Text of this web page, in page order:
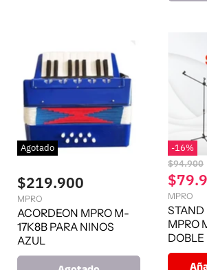
Agotado
$219.900
MPRO
ACORDEON MPRO M-
17K8B PARA NINOS
AZUL
-16%
P
r
e
c
i
o
o
r
i
$94.900
P
r
e
c
i
o
MPRO
STAND
MPRO
DOBLE